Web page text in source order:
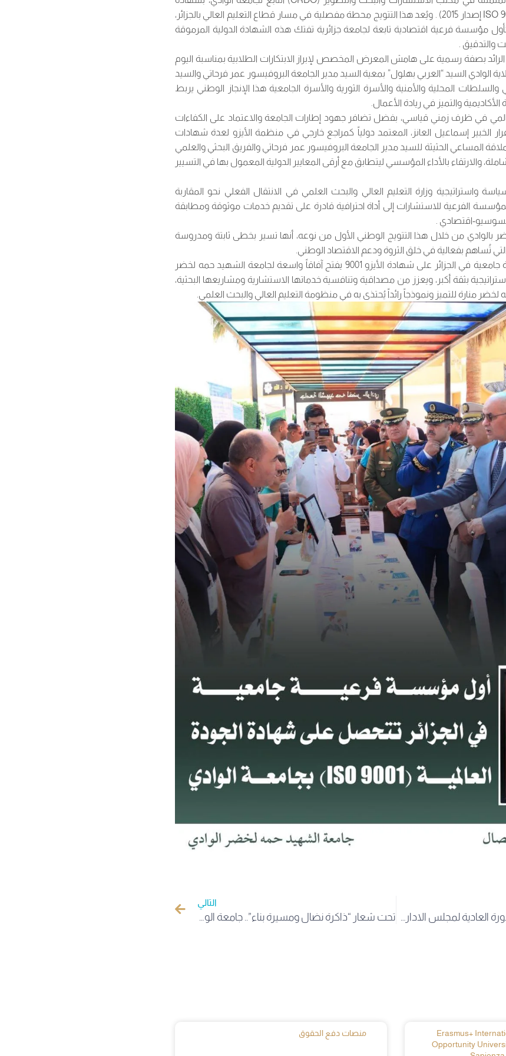
المواصفة العالمية للجودة (ISO 9001 إصدار 2015) . ويُعد هذا التتويج محطة مفصلية في مسار قطاع التعليم العالي بالجزائر،
فرعية اقتصادية تابعة لجامعة جزائرية تفتك هذه الشهادة الدولية المرموقة
والتدقيق .
الرائد بصفة رسمية على هامش المعرض المخصص لإبراز الابتكارات الطلابية بمناسبة اليوم
الوادي السيد “العربي بهلول” بمعية السيد مدير الجامعة البروفيسور عمر فرحاتي والسيد
المحلية والأمنية والأسرة الثورية والأسرة الجامعية هذا الإنجاز الوطني يربط
والتميز في ريادة الأعمال.
في ظرف زمني قياسي، بفضل تضافر جهود إطارات الجامعة والاعتماد على الكفاءات
الخبير إسماعيل العانز، المعتمد دولياً كمراجع خارجي في منظمة الأيزو لعدة شهادات
المساعي الحثيثة للسيد مدير الجامعة البروفيسور عمر فرحاتي والفريق البحثي والعلمي
والارتقاء بالأداء المؤسسي ليتطابق مع أرقى المعايير الدولية المعمول بها في التسيير
واستراتيجية وزارة التعليم العالي والبحث العلمي في الانتقال الفعلي نحو المقاربة
الفرعية للاستشارات إلى أداة احترافية قادرة على تقديم خدمات موثوقة ومطابقة
اقتصادي .
بالوادي من خلال هذا التتويج الوطني الأول من نوعه، أنها تسير بخطى ثابتة ومدروسة
تُساهم بفعالية في خلق الثروة ودعم الاقتصاد الوطني.
إن حصول أول مؤسسة فرعية جامعية في الجزائر على شهادة الأيزو 9001 يفتح آفاقاً واسعة لجامعة الشهيد حمه لخضر
بثقة أكبر، ويعزز من مصداقية وتنافسية خدماتها الاستشارية ومشاريعها البحثية،
منارة للتميز ونموذجاً رائداً يُحتذى به في منظومة التعليم العالي والبحث العلمي.
التالي
Erasmus+
Opportunity
منصات دفع الحقوق